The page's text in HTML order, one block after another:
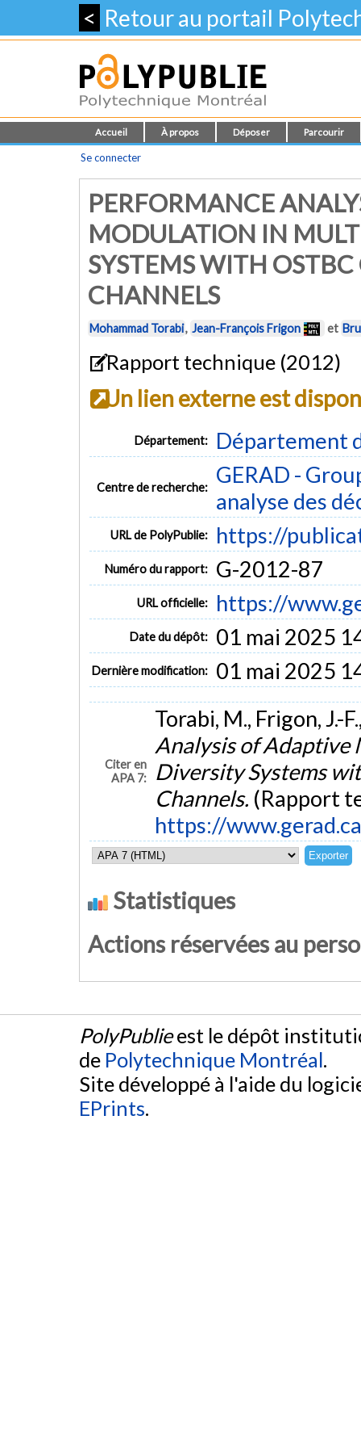
< Retour au portail
Accueil À propos Déposer Parcourir
Se connecter
PERFORMANCE
MODULATION IN
SYSTEMS WITH
CHANNELS
Mohammad Torabi, Jean-François Frigon et
Rapport technique (2012)
Un lien externe est
Département: Département
Centre de recherche:
GERAD -
analyse des
URL de PolyPublie: https://
Numéro du rapport: G-2012-87
URL officielle: https://
Date du dépôt: 01 mai 2025
Dernière modification: 01 mai 2025
Citer en
APA 7:
Torabi, M., Frigon, J.-
Analysis of Adaptive
Diversity Systems
Channels. (Rapport
https://
Statistiques
Actions réservées au
PolyPublieest le dépôt
de Polytechnique Montréal.
Site développé à l'aide du
EPrints.